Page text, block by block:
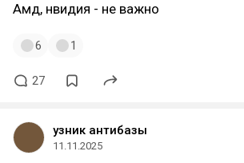
Амд, нвидия - не важно
6 1
27
узник антибазы
11.11.2025